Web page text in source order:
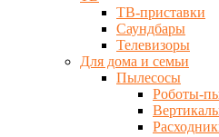
ТВ-приставки
Саундбары
Телевизоры
Для дома и семьи
Пылесосы
Роботы-